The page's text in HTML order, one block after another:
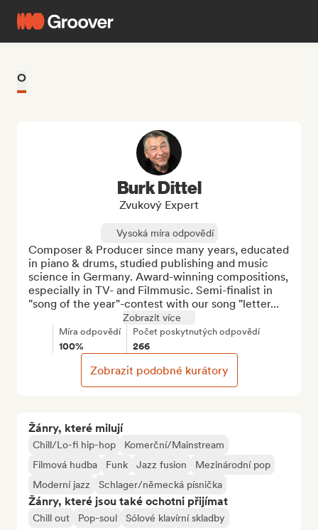
O
Žánry, které milují
Chill/Lo-fi hip-hop
Komerční/Mainstream
Filmová hudba
Funk Jazz fusion
Mezinárodní pop
Moderní jazz
Schlager/německá písnička
Žánry, které jsou také ochotni přijímat
Chill out Pop-soul Sólové klavírní skladby
Burk Dittel
Zvukový Expert
Vysoká míra odpovědí
Composer & Producer since many years, educated
in piano & drums, studied publishing and music
science in Germany. Award-winning compositions,
especially in TV- and Filmmusic. Semi-finalist in
"song of the year"-contest with our song "letter...
Zobrazit více
Míra odpovědí
100%
Počet poskytnutých odpovědí
266
Zobrazit podobné kurátory